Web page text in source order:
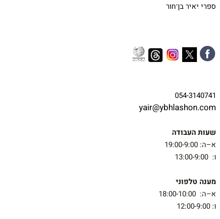
ספרי יאיר בן־חור
054-3140741
yair@ybhlashon.com
שעות העבודה
א–ה: 19:00-9:00
ו: 13:00-9:00
מענה טלפוני
א–ה: 18:00-10:00
ו: 12:00-9:00